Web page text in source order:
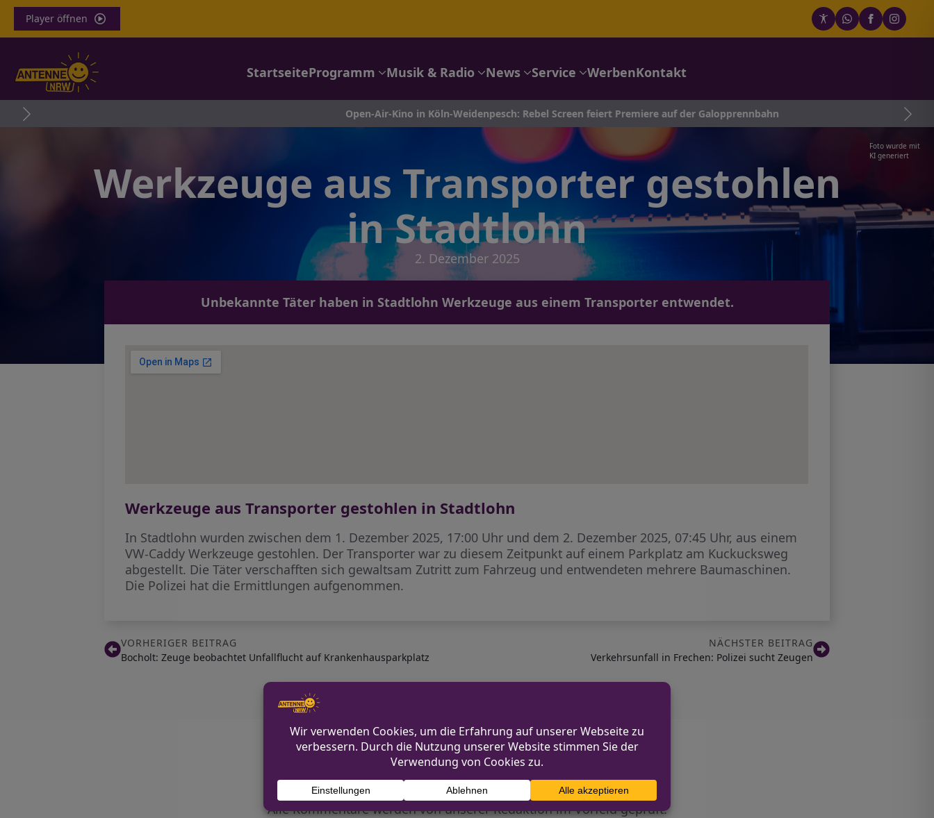
Player öffnen
StartseiteProgramm Musik & Radio News Service WerbenKontakt
Open-Air-Kino in Köln-Weidenpesch: Rebel Screen feiert Premiere auf der Galopprennbahn
Foto wurde mit
KI generiert
Werkzeuge aus Transporter gestohlen
in Stadtlohn
2. Dezember 2025
Unbekannte Täter haben in Stadtlohn Werkzeuge aus einem Transporter entwendet.
Werkzeuge aus Transporter gestohlen in Stadtlohn
In Stadtlohn wurden zwischen dem 1. Dezember 2025, 17:00 Uhr und dem 2. Dezember 2025, 07:45 Uhr, aus einem
VW-Caddy Werkzeuge gestohlen. Der Transporter war zu diesem Zeitpunkt auf einem Parkplatz am Kuckucksweg
abgestellt. Die Täter verschafften sich gewaltsam Zutritt zum Fahrzeug und entwendeten mehrere Baumaschinen.
Die Polizei hat die Ermittlungen aufgenommen.
VORHERIGER BEITRAG
Bocholt: Zeuge beobachtet Unfallflucht auf Krankenhausparkplatz
NÄCHSTER BEITRAG
Verkehrsunfall in Frechen: Polizei sucht Zeugen
Diskutiere mit!
Anonym und ganz ohne Anmeldezwang!
Alle Kommentare werden von unserer Redaktion im Vorfeld geprüft.